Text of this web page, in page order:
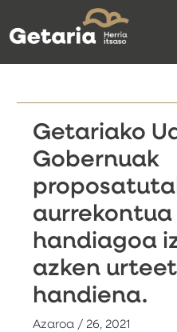
Getariako
Gobernuak
aurrekontua
handiagoa
azken
handiena.
Azaroa / 26, 2021